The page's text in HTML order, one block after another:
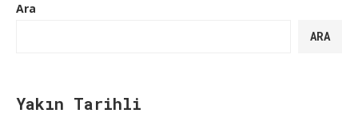
Ara
ARA
Yakın Tarihli